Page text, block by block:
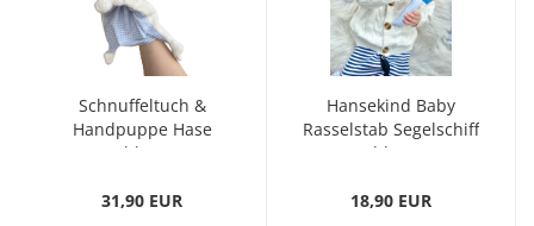
Schnuffeltuch &
Handpuppe Hase
blau
31,90 EUR
Hansekind Baby
Rasselstab Segelschiff
blau
18,90 EUR